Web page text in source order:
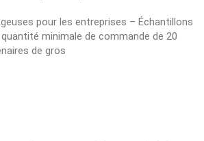
pour les entreprises – Échantillons
minimale de commande de 20
de gros